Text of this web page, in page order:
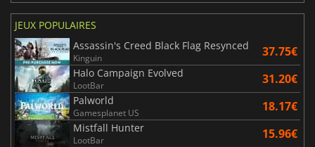
JEUX POPULAIRES
Assassin's Creed Black Flag Resynced
Kinguin 37.75€
Halo Campaign Evolved
LootBar 31.20€
Palworld
Gamesplanet US 18.17€
Mistfall Hunter
LootBar 15.96€